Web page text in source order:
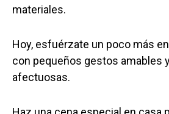
materiales.
Hoy, esfuérzate un poco más
con pequeños gestos amables
afectuosas.